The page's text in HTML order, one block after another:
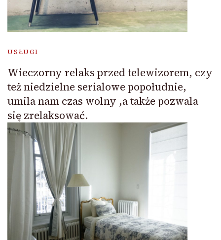
USŁUGI
Wieczorny relaks przed telewizorem, czy
też niedzielne serialowe popołudnie,
umila nam czas wolny ,a także pozwala
się zrelaksować.